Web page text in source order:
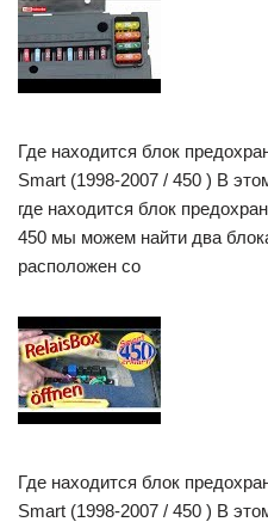
Где находится блок
Smart (1998-2007 / 450 ) В
где находится блок
450 мы можем найти два
расположен со
Где находится блок
Smart (1998-2007 / 450 ) В